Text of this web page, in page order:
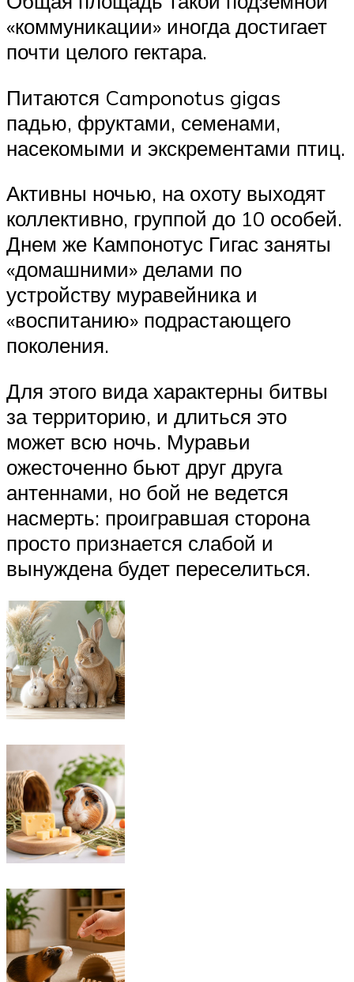
«коммуникации» иногда достигает
почти целого гектара.
Питаются Camponotus gigas
падью, фруктами, семенами,
насекомыми и экскрементами птиц.
Активны ночью, на охоту выходят
коллективно, группой до 10 особей.
Днем же Кампонотус Гигас заняты
«домашними» делами по
устройству муравейника и
«воспитанию» подрастающего
поколения.
Для этого вида характерны битвы
за территорию, и длиться это
может всю ночь. Муравьи
ожесточенно бьют друг друга
антеннами, но бой не ведется
насмерть: проигравшая сторона
просто признается слабой и
вынуждена будет переселиться.